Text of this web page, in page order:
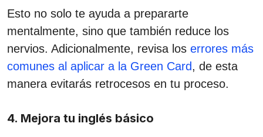
Esto no solo te ayuda a prepararte
mentalmente, sino que también reduce los
nervios. Adicionalmente, revisa los errores más
comunes al aplicar a la Green Card, de esta
manera evitarás retrocesos en tu proceso.
4. Mejora tu inglés básico